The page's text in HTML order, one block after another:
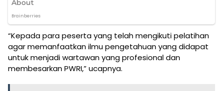
“Kepada para peserta yang telah mengikuti pelatihan
agar memanfaatkan ilmu pengetahuan yang didapat
untuk menjadi wartawan yang profesional dan
membesarkan PWRI,” ucapnya.